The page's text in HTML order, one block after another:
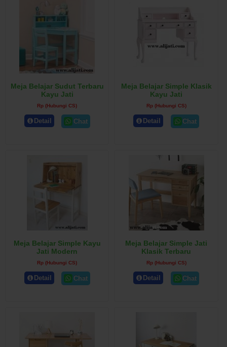
Meja Belajar Sudut Terbaru
Kayu Jati
Rp (Hubungi CS)
Detail Chat
Meja Belajar Simple Klasik
Kayu Jati
Rp (Hubungi CS)
Detail Chat
Meja Belajar Simple Kayu
Jati Modern
Rp (Hubungi CS)
Detail Chat
Meja Belajar Simple Jati
Klasik Terbaru
Rp (Hubungi CS)
Detail Chat